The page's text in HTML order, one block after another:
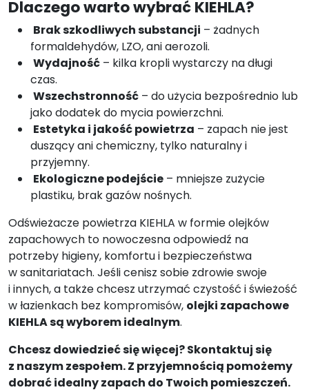
Dlaczego warto wybrać KIEHLA?
Brak szkodliwych substancji – żadnych
formaldehydów, LZO, ani aerozoli.
Wydajność – kilka kropli wystarczy na długi
czas.
Wszechstronność – do użycia bezpośrednio lub
jako dodatek do mycia powierzchni.
Estetyka i jakość powietrza – zapach nie jest
duszący ani chemiczny, tylko naturalny i
przyjemny.
Ekologiczne podejście – mniejsze zużycie
plastiku, brak gazów nośnych.
Odświeżacze powietrza KIEHLA w formie olejków
zapachowych to nowoczesna odpowiedź na
potrzeby higieny, komfortu i bezpieczeństwa
w sanitariatach. Jeśli cenisz sobie zdrowie swoje
i innych, a także chcesz utrzymać czystość i świeżość
w łazienkach bez kompromisów, olejki zapachowe
KIEHLA są wyborem idealnym.
Chcesz dowiedzieć się więcej? Skontaktuj się
z naszym zespołem. Z przyjemnością pomożemy
dobrać idealny zapach do Twoich pomieszczeń.